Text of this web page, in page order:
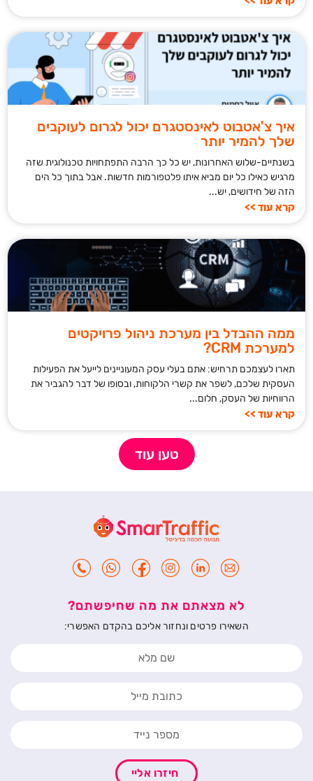
איך צ'אטבוט לאינסטגרם יכול לגרום לעוקבים
שלך להמיר יותר
בשנתיים-שלוש האחרונות, יש כל כך הרבה התפתחויות טכנולוגית שזה
מרגיש כאילו כל יום מביא איתו פלטפורמות חדשות. אבל בתוך כל הים
הזה של חידושים, יש...
קרא עוד >>
ממה ההבדל בין מערכת ניהול פרויקטים
למערכת CRM?
תארו לעצמכם תרחיש: אתם בעלי עסק המעוניינים לייעל את הפעילות
העסקית שלכם, לשפר את קשרי הלקוחות, ובסופו של דבר להגביר את
הרווחיות של העסק, חלום...
קרא עוד >>
טען עוד
לא מצאתם את מה שחיפשתם?
השאירו פרטים ונחזור אליכם בהקדם האפשרי:
חיזרו אליי